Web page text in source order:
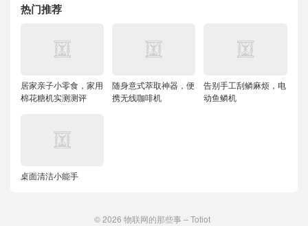
热门推荐
居家亲子小零食，家用
棉花糖机实测测评
随身意式萃取神器，便
携无线咖啡机
告别手工刮鳞麻烦，电
动鱼鳞机
桌面清洁小能手
© 2026 物联网的那些事 – Totiot